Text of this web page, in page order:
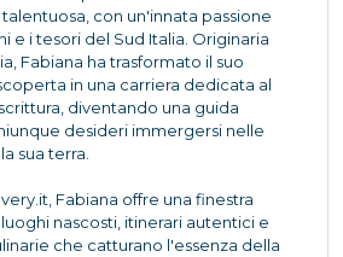
con un'innata passione
e i tesori del Sud Italia. Originaria
Fabiana ha trasformato il suo
in una carriera dedicata al
diventando una guida
desideri immergersi nelle
sua terra.
Fabiana offre una finestra
nascosti, itinerari autentici e
che catturano l'essenza della